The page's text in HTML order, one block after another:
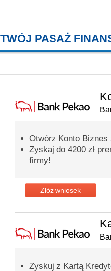
TWÓJ PASAŻ
Otwórz Konto Biznes
Zyskaj do 4200 zł
firmy!
Złóż wniosek
Zyskuj z Kartą